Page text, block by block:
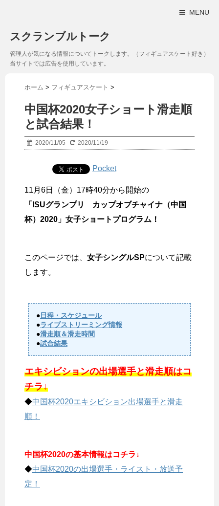
MENU
スクランブルトーク
管理人が気になる情報についてトークします。（フィギュアスケート好き）
当サイトでは広告を使用しています。
ホーム > フィギュアスケート >
中国杯2020女子ショート滑走順
と試合結果！
2020/11/05 2020/11/19
Pocket
11月6日（金）17時40分から開始の
「ISUグランプリ カップオブチャイナ（中国
杯）2020」女子ショートプログラム！
このページでは、 女子シングルSPについて記載
します。
●日程・スケジュール
●ライブストリーミング情報
●滑走順＆滑走時間
●試合結果
エキシビションの出場選手と滑走順はコ
チラ↓
◆中国杯2020エキシビション出場選手と滑走
順！
中国杯2020の基本情報はコチラ↓
◆中国杯2020の出場選手・ライスト・放送予
定！